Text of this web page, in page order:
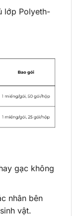
lớp Polyeth-
gạc không
nhân bên
vật.